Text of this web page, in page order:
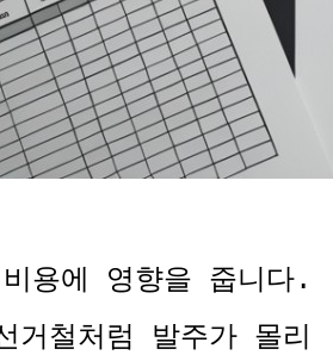
용에 영향을 줍니다.
거철처럼 발주가 몰리